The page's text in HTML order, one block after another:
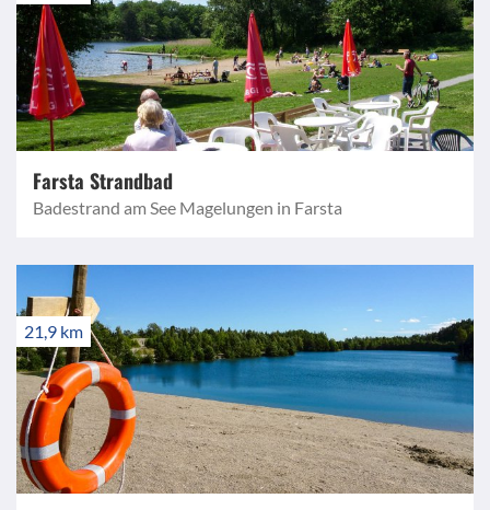
Farsta Strandbad
Badestrand am See Magelungen in Farsta
21,9 km